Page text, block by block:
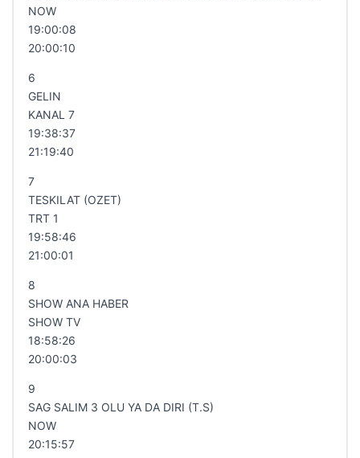
NOW
19:00:08
20:00:10
6
GELIN
KANAL 7
19:38:37
21:19:40
7
TESKILAT (OZET)
TRT 1
19:58:46
21:00:01
8
SHOW ANA HABER
SHOW TV
18:58:26
20:00:03
9
SAG SALIM 3 OLU YA DA DIRI (T.S)
NOW
20:15:57